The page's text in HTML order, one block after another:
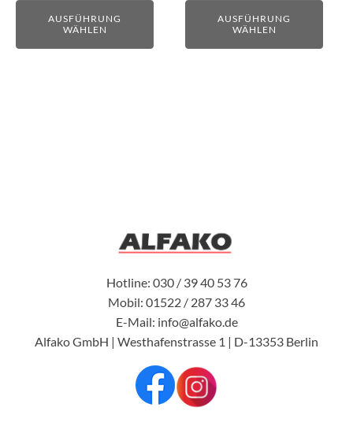
AUSFÜHRUNG
WÄHLEN
AUSFÜHRUNG
WÄHLEN
Hotline: 030 / 39 40 53 76
Mobil: 01522 / 287 33 46
E-Mail: info@alfako.de
Alfako GmbH | Westhafenstrasse 1 | D-13353 Berlin